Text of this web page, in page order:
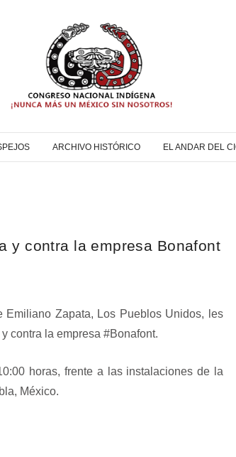
ARCHIVO HISTÓRICO EL ANDAR DEL
y contra la empresa Bonafont
Zapata, Los Pueblos Unidos, les
contra la empresa #Bonafont.
horas, frente a las instalaciones de la
México.